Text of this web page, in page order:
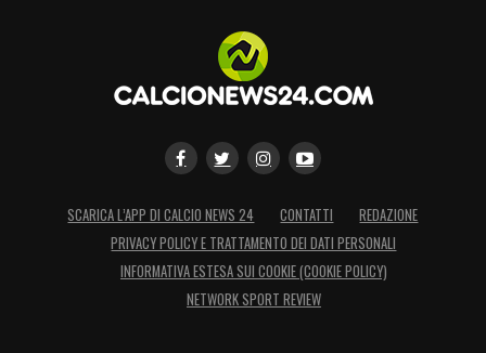
SCARICA L’APP DI CALCIO NEWS 24 CONTATTI
REDAZIONE
PRIVACY POLICY E TRATTAMENTO DEI DATI PERSONALI
INFORMATIVA ESTESA SUI COOKIE (COOKIE POLICY)
NETWORK SPORT REVIEW